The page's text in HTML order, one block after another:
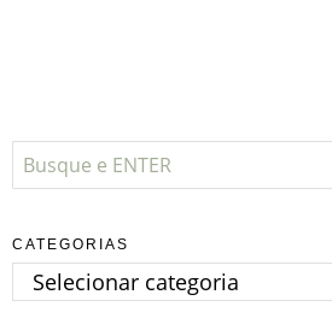
CATEGORIAS
Categorias